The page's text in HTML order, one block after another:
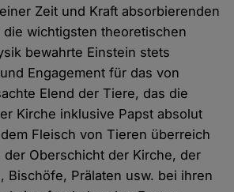
Zeit und Kraft absorbierenden
wichtigsten theoretischen
bewahrte Einstein stets
Engagement für das von
Elend der Tiere, das die
Kirche inklusive Papst absolut
Fleisch von Tieren überreich
der Oberschicht der Kirche, der
Bischöfe, Prälaten usw. bei ihren